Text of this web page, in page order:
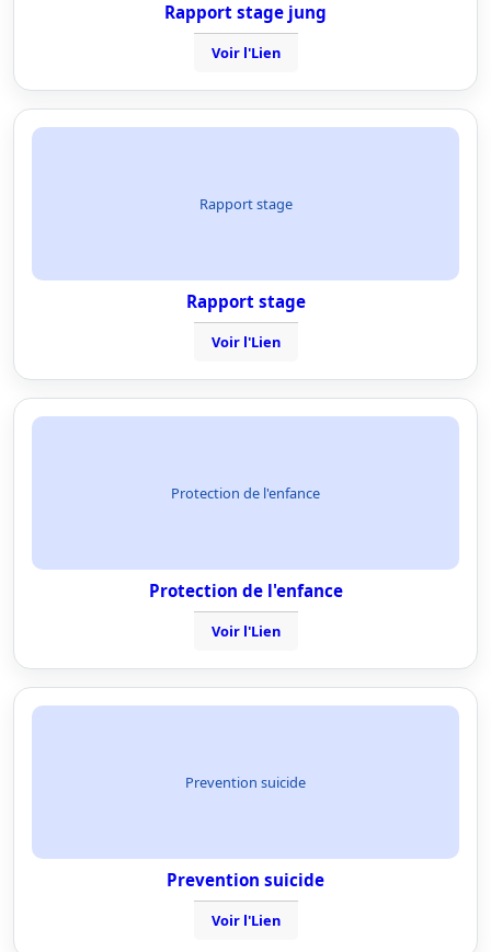
Rapport stage jung
Voir l'Lien
Rapport stage
Rapport stage
Voir l'Lien
Protection de l'enfance
Protection de l'enfance
Voir l'Lien
Prevention suicide
Prevention suicide
Voir l'Lien